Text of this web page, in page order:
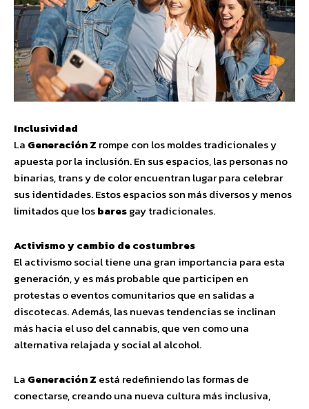
Inclusividad
La Generación Z rompe con los moldes tradicionales y
apuesta por la inclusión. En sus espacios, las personas no
binarias, trans y de color encuentran lugar para celebrar
sus identidades. Estos espacios son más diversos y menos
limitados que losbaresgay tradicionales.
Activismo y cambio de costumbres
El activismo social tiene una gran importancia para esta
generación, y es más probable que participen en
protestas o eventos comunitarios que en salidas a
discotecas. Además, las nuevas tendencias se inclinan
más hacia el uso del cannabis, que ven como una
alternativa relajada y social al alcohol.
La Generación Z está redefiniendo las formas de
conectarse, creando una nueva cultura más inclusiva,